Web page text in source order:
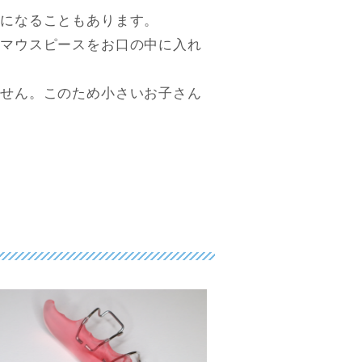
なることもあります。
ウスピースをお口の中に入れ
ん。このため小さいお子さん